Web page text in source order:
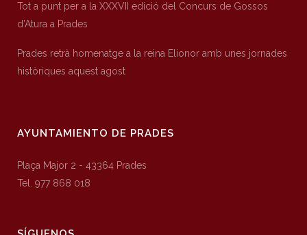
Tot a punt per a la XXXVII edició del Concurs de Gossos
d’Atura a Prades
Prades retrà homenatge a la reina Elionor amb unes jornades
històriques aquest agost
AYUNTAMIENTO DE PRADES
Plaça Major 2 - 43364 Prades
Tel. 977 868 018